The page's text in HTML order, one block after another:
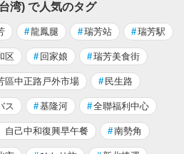
湾) で人気のタグ
#龍鳳腿 #瑞芳站 #瑞芳駅
区 # 回家娘 #瑞芳美食街
區中正路戸外市場 # 民生路
ス #基隆河 #全聯福利中心
自己中和復興早午餐 #南勢角